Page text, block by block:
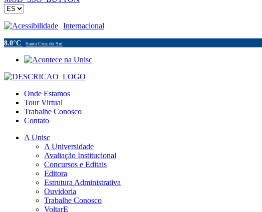
Acessibilidade Internacional
8.0°C Santa Cruz do Sul
Onde Estamos
Tour Virtual
Trabalhe Conosco
Contato
A Unisc
A Universidade
Avaliação Institucional
Concursos e Editais
Editora
Estrutura Administrativa
Ouvidoria
Trabalhe Conosco
VoltarE